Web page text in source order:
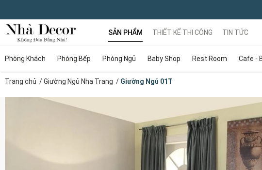
SẢN PHẨM
Phòng Khách Phòng Bếp Phòng Ngủ Baby Shop Rest Room Cafe -
THIẾT KẾ THI CÔNG TIN TỨC
Trang chủ /Giường Ngủ Nha Trang / Giường Ngủ 01T